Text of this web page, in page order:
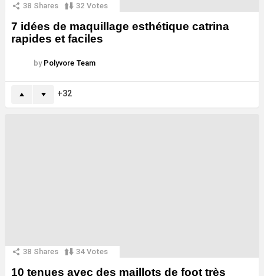
38 Shares 32 Votes
7 idées de maquillage esthétique catrina
rapides et faciles
by Polyvore Team
32
38 Shares 34 Votes
10 tenues avec des maillots de foot très